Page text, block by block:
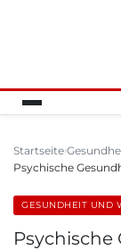
Startseite
Psychische
GESUNDHEIT UND